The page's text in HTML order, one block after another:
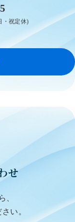
・祝定休)
せ
、
い。